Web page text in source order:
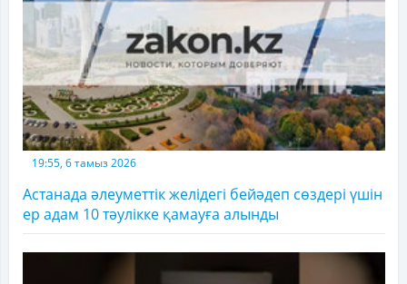
19:55, 6 тамыз 2026
Астанада әлеуметтік желідегі бейәдеп сөздері үшін
ер адам 10 тәулікке қамауға алынды